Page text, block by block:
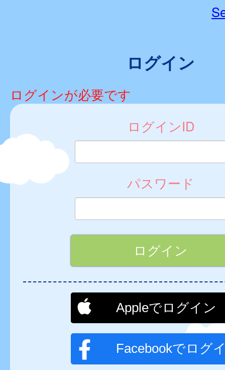
ログイン
ログインが必要です
ログインID
パスワード
Appleでログイン
Facebookでログ